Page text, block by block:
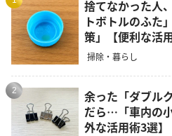
捨てなかった人
トボトルのふた
策」【便利な活
掃除・暮らし
2
余った「ダブル
だら…「車内の
外な活用術3選】